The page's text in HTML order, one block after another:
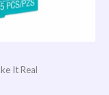
It Real